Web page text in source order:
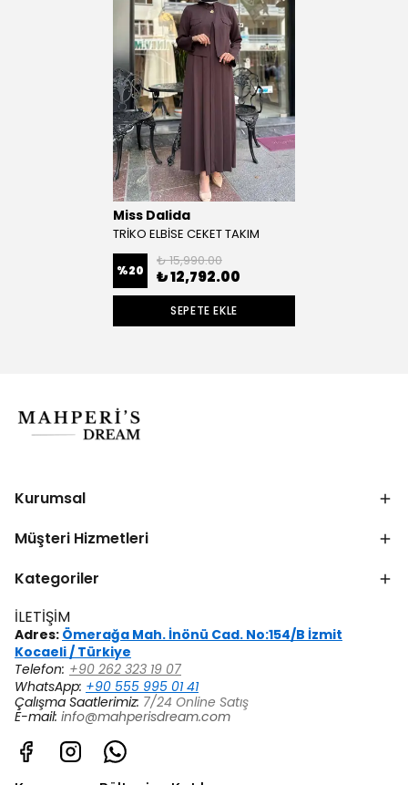
Miss Dalida
TRİKO ELBİSE CEKET TAKIM
%20
₺ 15,990.00
₺ 12,792.00
SEPETE EKLE
Kurumsal
Müşteri Hizmetleri
Kategoriler
İLETİŞİM
Adres: Ömerağa Mah. İnönü Cad. No:154/B İzmit
Kocaeli / Türkiye
Telefon: +90 262 323 19 07
WhatsApp: +90 555 995 01 41
Çalışma Saatlerimiz: 7/24 Online Satış
E-mail: info@mahperisdream.com